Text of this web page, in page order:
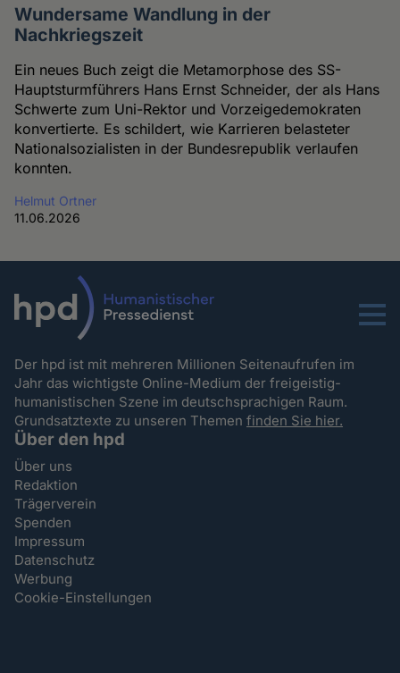
Wundersame Wandlung in der
Nachkriegszeit
Ein neues Buch zeigt die Metamorphose des SS-
Hauptsturmführers Hans Ernst Schneider, der als Hans
Schwerte zum Uni-Rektor und Vorzeigedemokraten
konvertierte. Es schildert, wie Karrieren belasteter
Nationalsozialisten in der Bundesrepublik verlaufen
konnten.
Helmut Ortner
11.06.2026
Menu
Der hpd ist mit mehreren Millionen Seitenaufrufen im
Jahr das wichtigste Online-Medium der freigeistig-
humanistischen Szene im deutschsprachigen Raum.
Grundsatztexte zu unseren Themenfinden Sie hier.
Über den hpd
Über uns
Redaktion
Trägerverein
Spenden
Impressum
Datenschutz
Werbung
Cookie-Einstellungen